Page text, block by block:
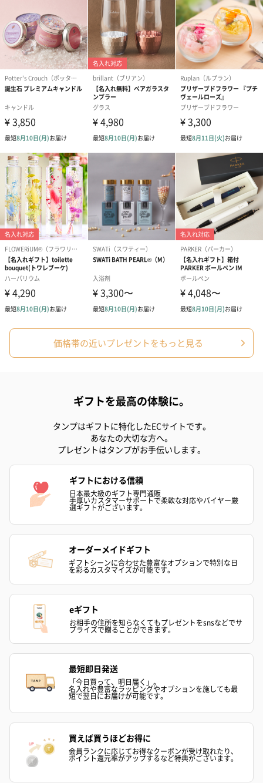
コットン巾着 【誕生
日】（グレー）M（550
円）
コットン巾着 【誕生
日】（スモーキーピン
ク）M（550円）
コットン巾着
とう】 M（
包装紙
ラッピングを施してお届けいたします。
ゴールド（390円） ピンク（390円） グリーン（
のしカード
※のし下はご記入いただけません。
※カードのデザインは一部変更する場合があります。
結婚祝い（御結婚御
祝）（110円）
出産祝い（御出産御
祝）（110円）
内祝い_蝶結
（110円）
結婚祝いちょい足しギフト
結婚祝いギフトへの＋αにおすすめです。新生活を彩るギフトオプ
ションをご用意いたしました。
商品と同梱してお届けいたします。
ブライダルロリポップ
ドレス（いちご味)
（1,122円）
ブライダルロリポップ
タキシード（コーラ味)
（2,420円）
価格帯の近いプレゼントをもっと見る
ギフトを最高の体験に。
タンプはギフトに特化したECサイトです。
あなたの大切な方へ。
プレゼントはタンプがお手伝いします。
ギフトにおける信頼
日本最大級のギフト専門通販
手厚いカスタマーサポートで柔軟な対応やバイヤー厳
選ギフトがございます。
オーダーメイドギフト
ギフトシーンに合わせた豊富なオプションで特別な日
を彩るカスタマイズが可能です。
eギフト
お相手の住所を知らなくてもプレゼントをsnsなどでサ
プライズで贈ることができます。
最短即日発送
「今日買って、明日届く」。
名入れや豊富なラッピングやオプションを施しても最
短で翌日にお届けが可能です。
買えば買うほどお得に
会員ランクに応じてお得なクーポンが受け取れたり、
ポイント還元率がアップするなど特典がございます。